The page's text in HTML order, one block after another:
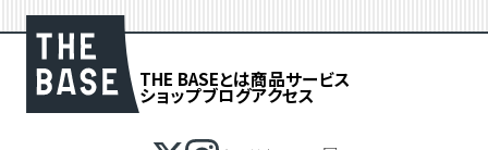
THE BASEとは商品サービス
ショップブログアクセス